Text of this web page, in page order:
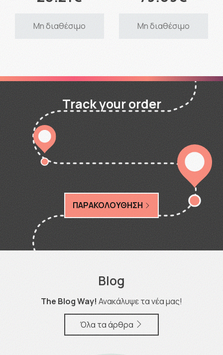
Μη διαθέσιμο Μη διαθέσιμο
Track your order
ΠΑΡΑΚΟΛΟΥΘΗΣΗ
Blog
The Blog Way! Ανακάλυψε τα νέα μας!
Όλα τα άρθρα